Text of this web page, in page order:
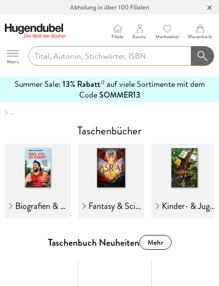
Abholung in über 100 Filialen
Hugendubel
Menu
Filiale Konto Merkzettel Warenkorb
Summer Sale: 13% Rabatt12auf viele Sortimente mit dem
CodeSOMMER13
erfahren
…
Taschenbücher
Biografien & Erinnerungen Fantasy & Science Fiction Kinder- & Jugendbücher
Taschenbuch Neuheiten Mehr